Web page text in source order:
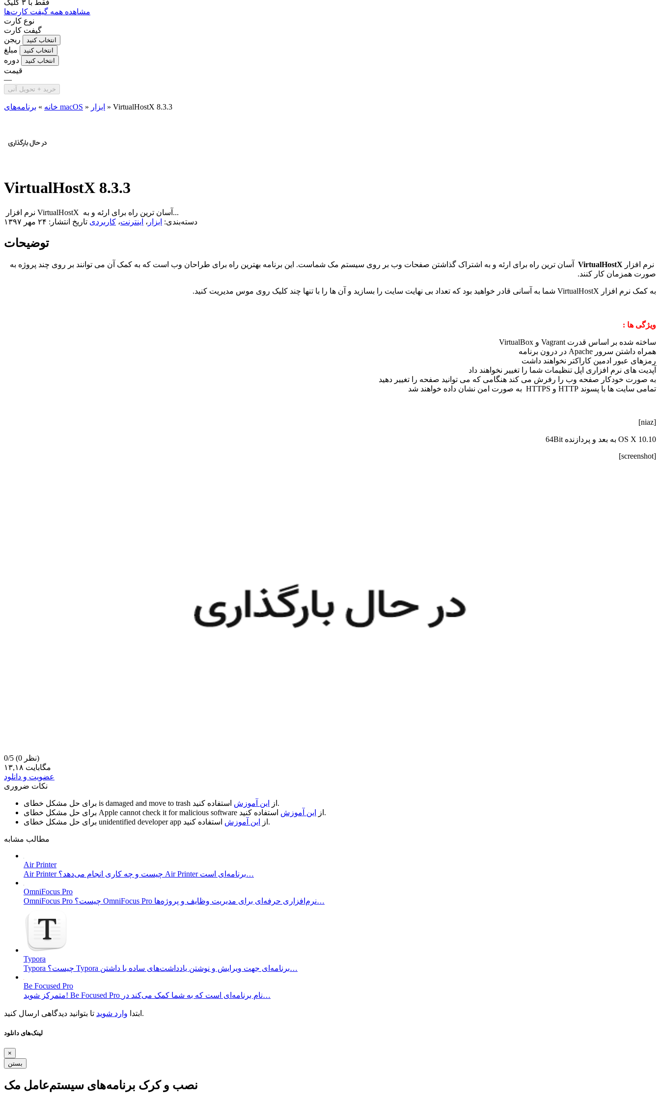
فقط با ۳ کلیک
مشاهده همه گیفت کارت‌ها
نوع کارت
گیفت کارت
ریجن
انتخاب کنید
مبلغ انتخاب کنید
دوره انتخاب کنید
قیمت
—
خرید + تحویل آنی
خانه » برنامه‌های macOS » ابزار » VirtualHostX 8.3.3
VirtualHostX 8.3.3
نرم افزار VirtualHostX آسان ترین راه برای ارئه و به...
دسته‌بندی: ابزار ، اینترنت، کاربردی تاریخ انتشار: ۲۴ مهر ۱۳۹۷
توضیحات
نرم افزار VirtualHostX آسان ترین راه برای ارئه و به اشتراک گذاشتن صفحات وب بر روی سیستم مک شماست. این برنامه بهترین راه برای طراحان وب است که به کمک آن می توانند بر روی چند پروژه به
صورت همزمان کار کنند.
به کمک نرم افزار VirtualHostX شما به آسانی قادر خواهید بود که تعداد بی نهایت سایت را بسازید و آن ها را با تنها چند کلیک روی موس مدیریت کنید.
ویژگی ها :
ساخته شده بر اساس قدرت Vagrant و VirtualBox
همراه داشتن سرور Apache در درون برنامه
رمزهای عبور ادمین کاراکتر نخواهند داشت
آپدیت های نرم افزاری اپل تنظیمات شما را تغییر نخواهند داد
به صورت خودکار صفحه وب را رفرش می کند هنگامی که می توانید صفحه را تغییر دهید
تمامی سایت ها با پسوند HTTP و HTTPS به صورت امن نشان داده خواهند شد
[niaz]
OS X 10.10 به بعد و پردازنده 64Bit
[screenshot]
0/5
(0 نظر)
۱۳,۱۸ مگابایت
عضویت و دانلود
نکات ضروری
is damaged and move to trash از این آموزش
استفاده کنید.
Apple cannot check it for malicious software از این آموزش
استفاده کنید.
unidentified developer app از این آموزش استفاده کنید.
مطالب مشابه
Air Printer
Air Printer چیست و چه کاری انجام می‌دهد؟ Air Printer برنامه‌ای است…
OmniFocus Pro
OmniFocus Pro چیست؟ OmniFocus Pro نرم‌افزاری حرفه‌ای برای مدیریت وظایف و پروژه‌ها…
Typora
Typora چیست؟ Typora برنامه‌ای جهت ویرایش و نوشتن یادداشت‌های ساده با داشتن…
Be Focused Pro
متمرکز شوید! Be Focused Pro نام برنامه‌ای است که به شما کمک می‌کند در…
ابتدا وارد شوید تا بتوانید دیدگاهی ارسال کنید.
لینک‌های دانلود
×
بستن
نصب و کرک برنامه‌های سیستم‌عامل مک